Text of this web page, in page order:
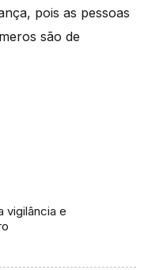
pois as pessoas
são de
vigilância e